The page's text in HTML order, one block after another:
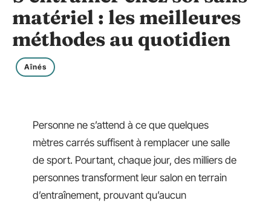
matériel : les meilleures
méthodes au quotidien
Aînés
Personne ne s’attend à ce que quelques
mètres carrés suffisent à remplacer une salle
de sport. Pourtant, chaque jour, des milliers de
personnes transforment leur salon en terrain
d’entraînement, prouvant qu’aucun